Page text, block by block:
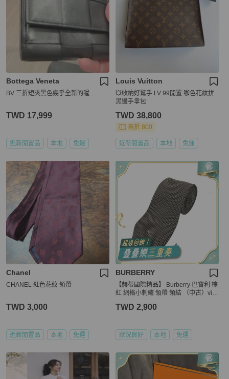
Bottega Veneta
BV 三折短夾黑色幾乎全新的喔
TWD 17,999
近新閒置品 本地 免運
Louis Vuitton
💥收納好幫手 LV 99閒置 咖色花紋拼
黑邊手拿包
TWD 38,800
現折 800
近新閒置品 本地 免運
Chanel
CHANEL 紅色花紋 領帶
TWD 3,000
近新閒置品 本地 免運
BURBERRY
【赫蒂國際精品】 Burberry 巴寶利 棕
紅 網格小刺繡 領帶 領結 （中古）vint
TWD 2,900
狀況良好 本地 免運